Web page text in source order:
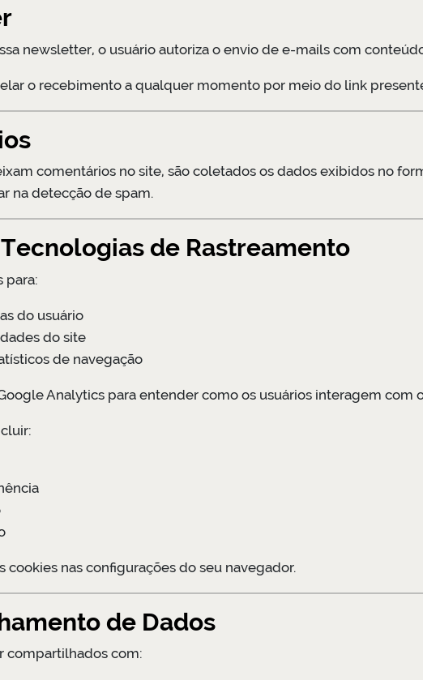
newsletter, o usuário autoriza o envio de e-mails com
o recebimento a qualquer momento por meio do link
comentários no site, são coletados os dados exibidos no
na detecção de spam.
de Rastreamento
para:
do usuário
do site
de navegação
Analytics para entender como os usuários interagem com
cookies nas configurações do seu navegador.
de Dados
compartilhados com: